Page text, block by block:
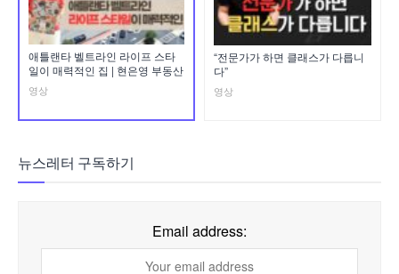
애틀랜타 벨트라인 라이프 스타
일이 매력적인 집 | 현은영 부동산
영상
“전문가가 하면 클래스가 다릅니
다”
영상
뉴스레터 구독하기
Email address: